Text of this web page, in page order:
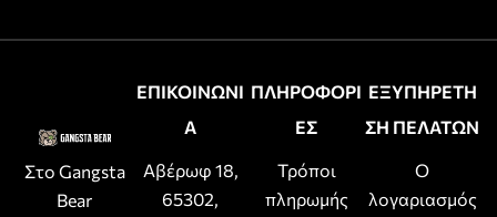
Στο Gangsta
Bear
ΕΠΙΚΟΙΝΩΝΙ
Α
Αβέρωφ 18,
65302,
ΠΛΗΡΟΦΟΡΙ
ΕΣ
Τρόποι
πληρωμής
ΕΞΥΠΗΡΕΤΗ
ΣΗ ΠΕΛΑΤΩΝ
Ο
λογαριασμός